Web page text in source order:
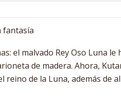
fantasía
el malvado Rey Oso Luna le
de madera. Ahora,
reino de la Luna, además de